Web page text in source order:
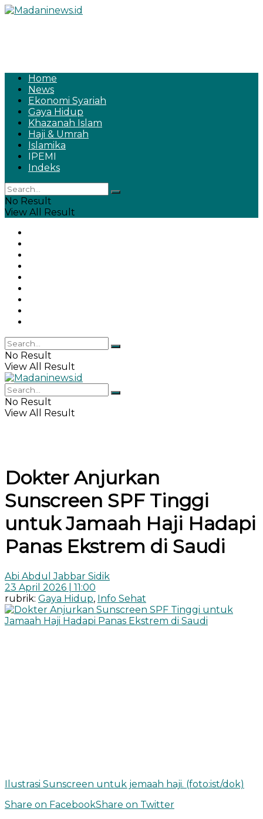
Home
News
Ekonomi Syariah
Gaya Hidup
Khazanah Islam
Haji & Umrah
Islamika
IPEMI
Indeks
No Result
View All Result
No Result
View All Result
No Result
View All Result
Dokter Anjurkan
Sunscreen SPF Tinggi
untuk Jamaah Haji Hadapi
Panas Ekstrem di Saudi
Abi Abdul Jabbar Sidik
23 April 2026 | 11:00
rubrik: Gaya Hidup, Info Sehat
Ilustrasi Sunscreen untuk jemaah haji. (foto:ist/dok)
Share on FacebookShare on Twitter